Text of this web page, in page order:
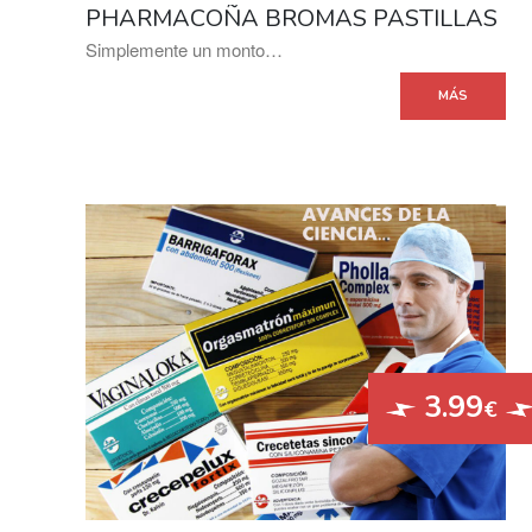
PHARMACOÑA BROMAS PASTILLAS
Simplemente un monto…
MÁS
3.99€